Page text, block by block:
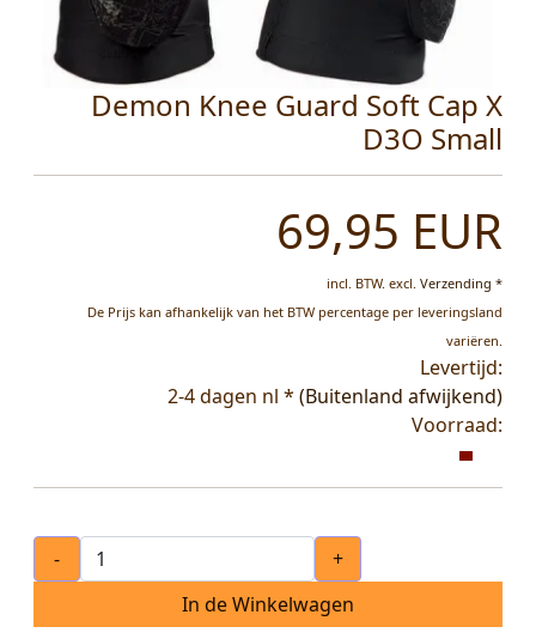
Demon Knee Guard Soft Cap X
D3O Small
69,95 EUR
incl. BTW. excl. Verzending *
De Prijs kan afhankelijk van het BTW percentage per leveringsland
variëren.
Levertijd:
2-4 dagen nl * (Buitenland afwijkend)
Voorraad:
-
+
In de Winkelwagen